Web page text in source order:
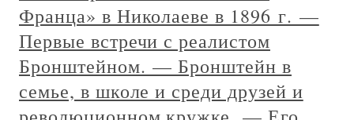
Франца» в Николаеве в 1896 г. —
Первые встречи с реалистом
Бронштейном. — Бронштейн в
семье, в школе и среди друзей и